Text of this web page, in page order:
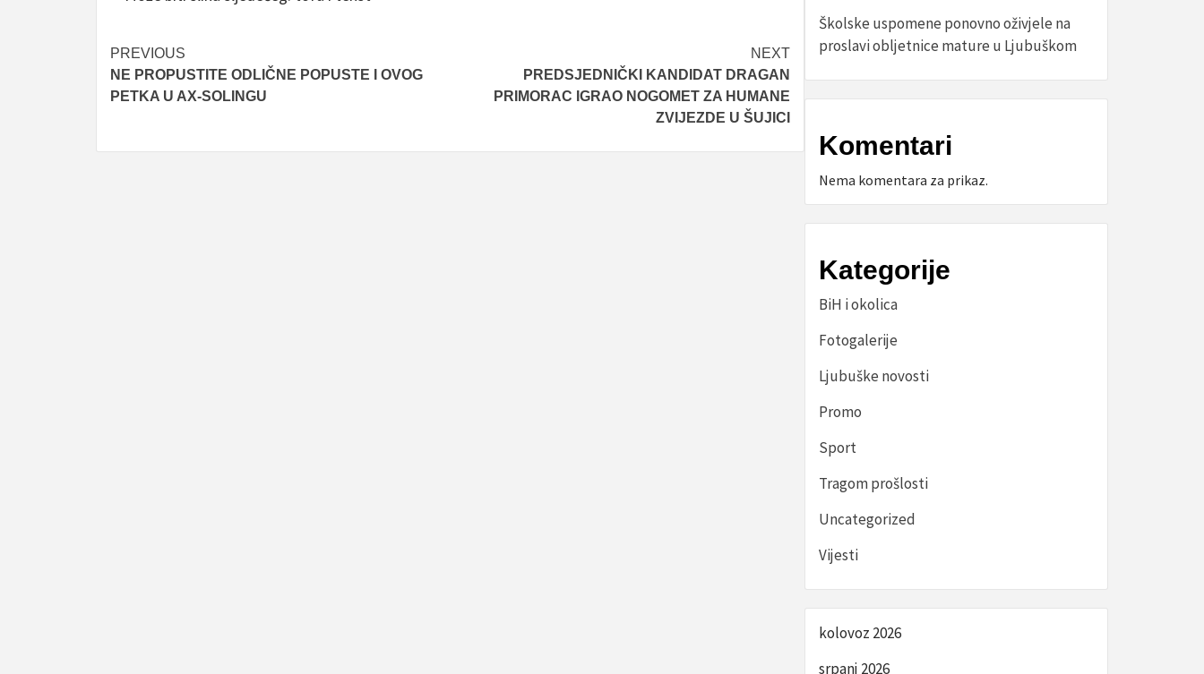
Post
navigation
PREVIOUS
NE PROPUSTITE ODLIČNE POPUSTE I OVOG
PETKA U AX-SOLINGU
NEXT
PREDSJEDNIČKI KANDIDAT DRAGAN
PRIMORAC IGRAO NOGOMET ZA HUMANE
ZVIJEZDE U ŠUJICI
Školske uspomene ponovno oživjele na
proslavi obljetnice mature u Ljubuškom
Komentari
Nema komentara za prikaz.
Kategorije
BiH i okolica
Fotogalerije
Ljubuške novosti
Promo
Sport
Tragom prošlosti
Uncategorized
Vijesti
kolovoz 2026
srpanj 2026